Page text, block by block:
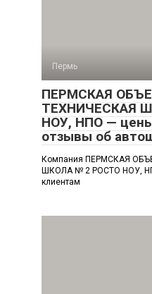
Пермь
ПЕРМСКАЯ
ТЕХНИЧЕСКАЯ
НОУ, НПО —
отзывы об
Компания ПЕРМСКАЯ
ШКОЛА № 2 РОСТО НОУ,
клиентам